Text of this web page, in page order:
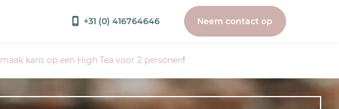
+31 (0) 416764646 Neem contact op
maak kans op een High Tea voor 2 personen!